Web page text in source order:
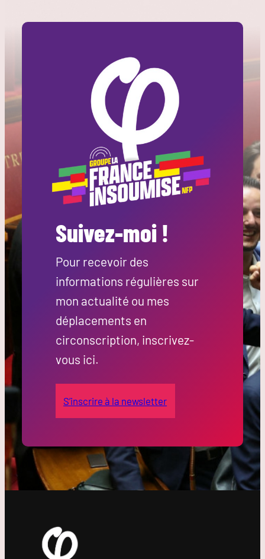
Suivez-moi !
Pour recevoir des
informations régulières sur
mon actualité ou mes
déplacements en
circonscription, inscrivez-
vous ici.
S’inscrire à la newsletter